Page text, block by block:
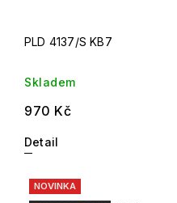
PLD 4137/S KB7
Skladem
970 Kč
Detail
NOVINKA